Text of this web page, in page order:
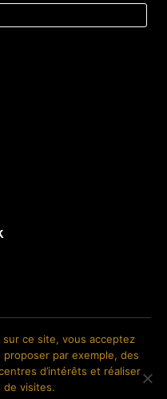
réalisé par Roland CAUVIN.
ce site, vous acceptez
proposer par exemple, des
d’intérêts et réaliser
de visites.